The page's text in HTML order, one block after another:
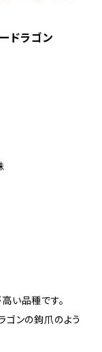
ドラゴン
い品種です。
ゴンの鉤爪のよう